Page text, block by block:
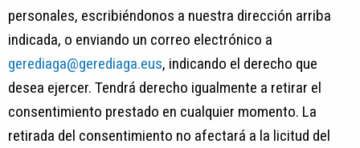
personales, escribiéndonos a nuestra dirección arriba
indicada, o enviando un correo electrónico a
gerediaga@gerediaga.eus, indicando el derecho que
desea ejercer. Tendrá derecho igualmente a retirar el
consentimiento prestado en cualquier momento. La
retirada del consentimiento no afectará a la licitud del